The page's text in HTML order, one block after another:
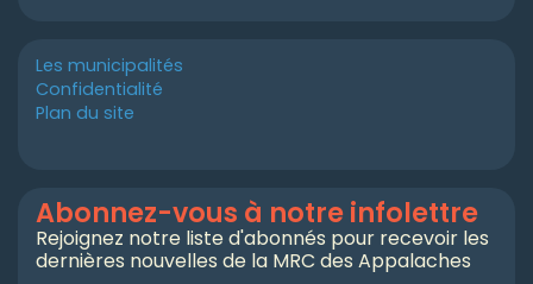
Les municipalités
Confidentialité
Plan du site
Abonnez-vous à notre infolettre
Rejoignez notre liste d'abonnés pour recevoir les
dernières nouvelles de la MRC des Appalaches